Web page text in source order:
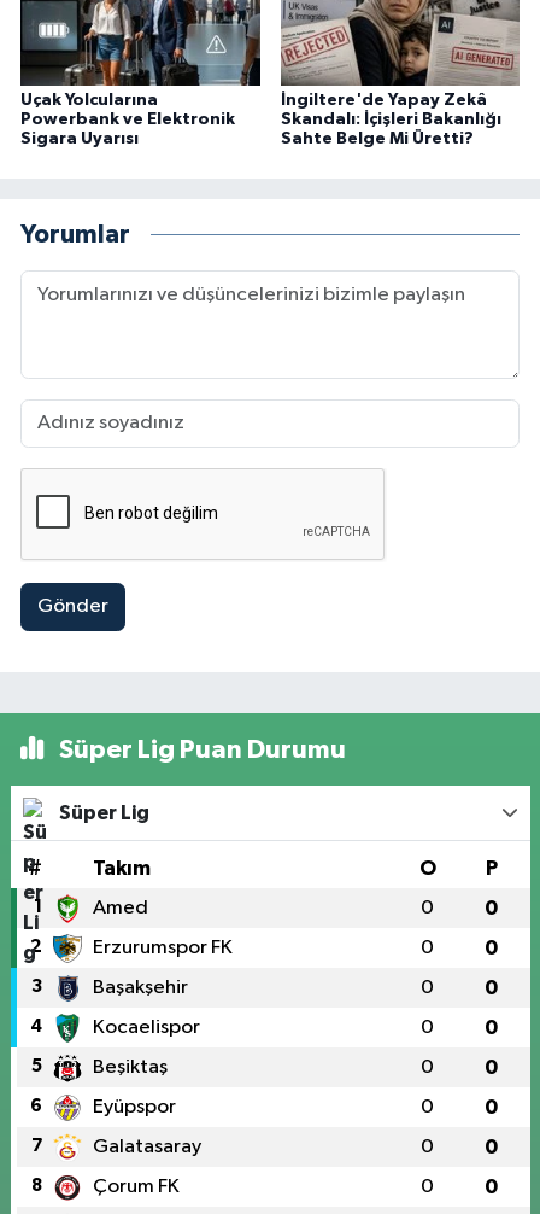
Uçak Yolcularına
Powerbank ve Elektronik
Sigara Uyarısı
İngiltere'de Yapay Zekâ
Skandalı: İçişleri Bakanlığı
Sahte Belge Mi Üretti?
Yorumlar
Gönder
Süper Lig Puan Durumu
Süper Lig
# Takım O P
1 Amed 0 0
2 Erzurumspor FK 0 0
3 Başakşehir 0 0
4 Kocaelispor 0 0
5 Beşiktaş 0 0
6 Eyüpspor 0 0
7 Galatasaray 0 0
8 Çorum FK 0 0